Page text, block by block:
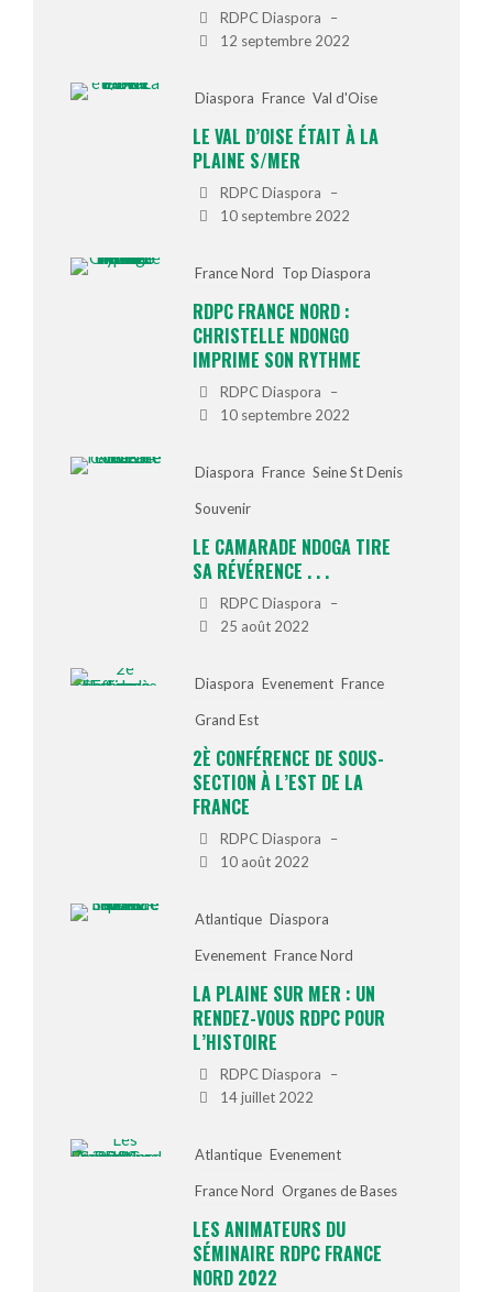
RDPC Diaspora
–
12 septembre 2022
Diaspora France Val d'Oise
LE VAL D’OISE ÉTAIT À LA
PLAINE S/MER
RDPC Diaspora
–
10 septembre 2022
France Nord Top Diaspora
RDPC FRANCE NORD :
CHRISTELLE NDONGO
IMPRIME SON RYTHME
RDPC Diaspora
–
10 septembre 2022
Diaspora France Seine St Denis
Souvenir
LE CAMARADE NDOGA TIRE
SA RÉVÉRENCE . . .
RDPC Diaspora
–
25 août 2022
Diaspora Evenement France
Grand Est
2È CONFÉRENCE DE SOUS-
SECTION À L’EST DE LA
FRANCE
RDPC Diaspora
–
10 août 2022
Atlantique Diaspora
Evenement France Nord
LA PLAINE SUR MER : UN
RENDEZ-VOUS RDPC POUR
L’HISTOIRE
RDPC Diaspora
–
14 juillet 2022
Atlantique Evenement
France Nord Organes de Bases
LES ANIMATEURS DU
SÉMINAIRE RDPC FRANCE
NORD 2022